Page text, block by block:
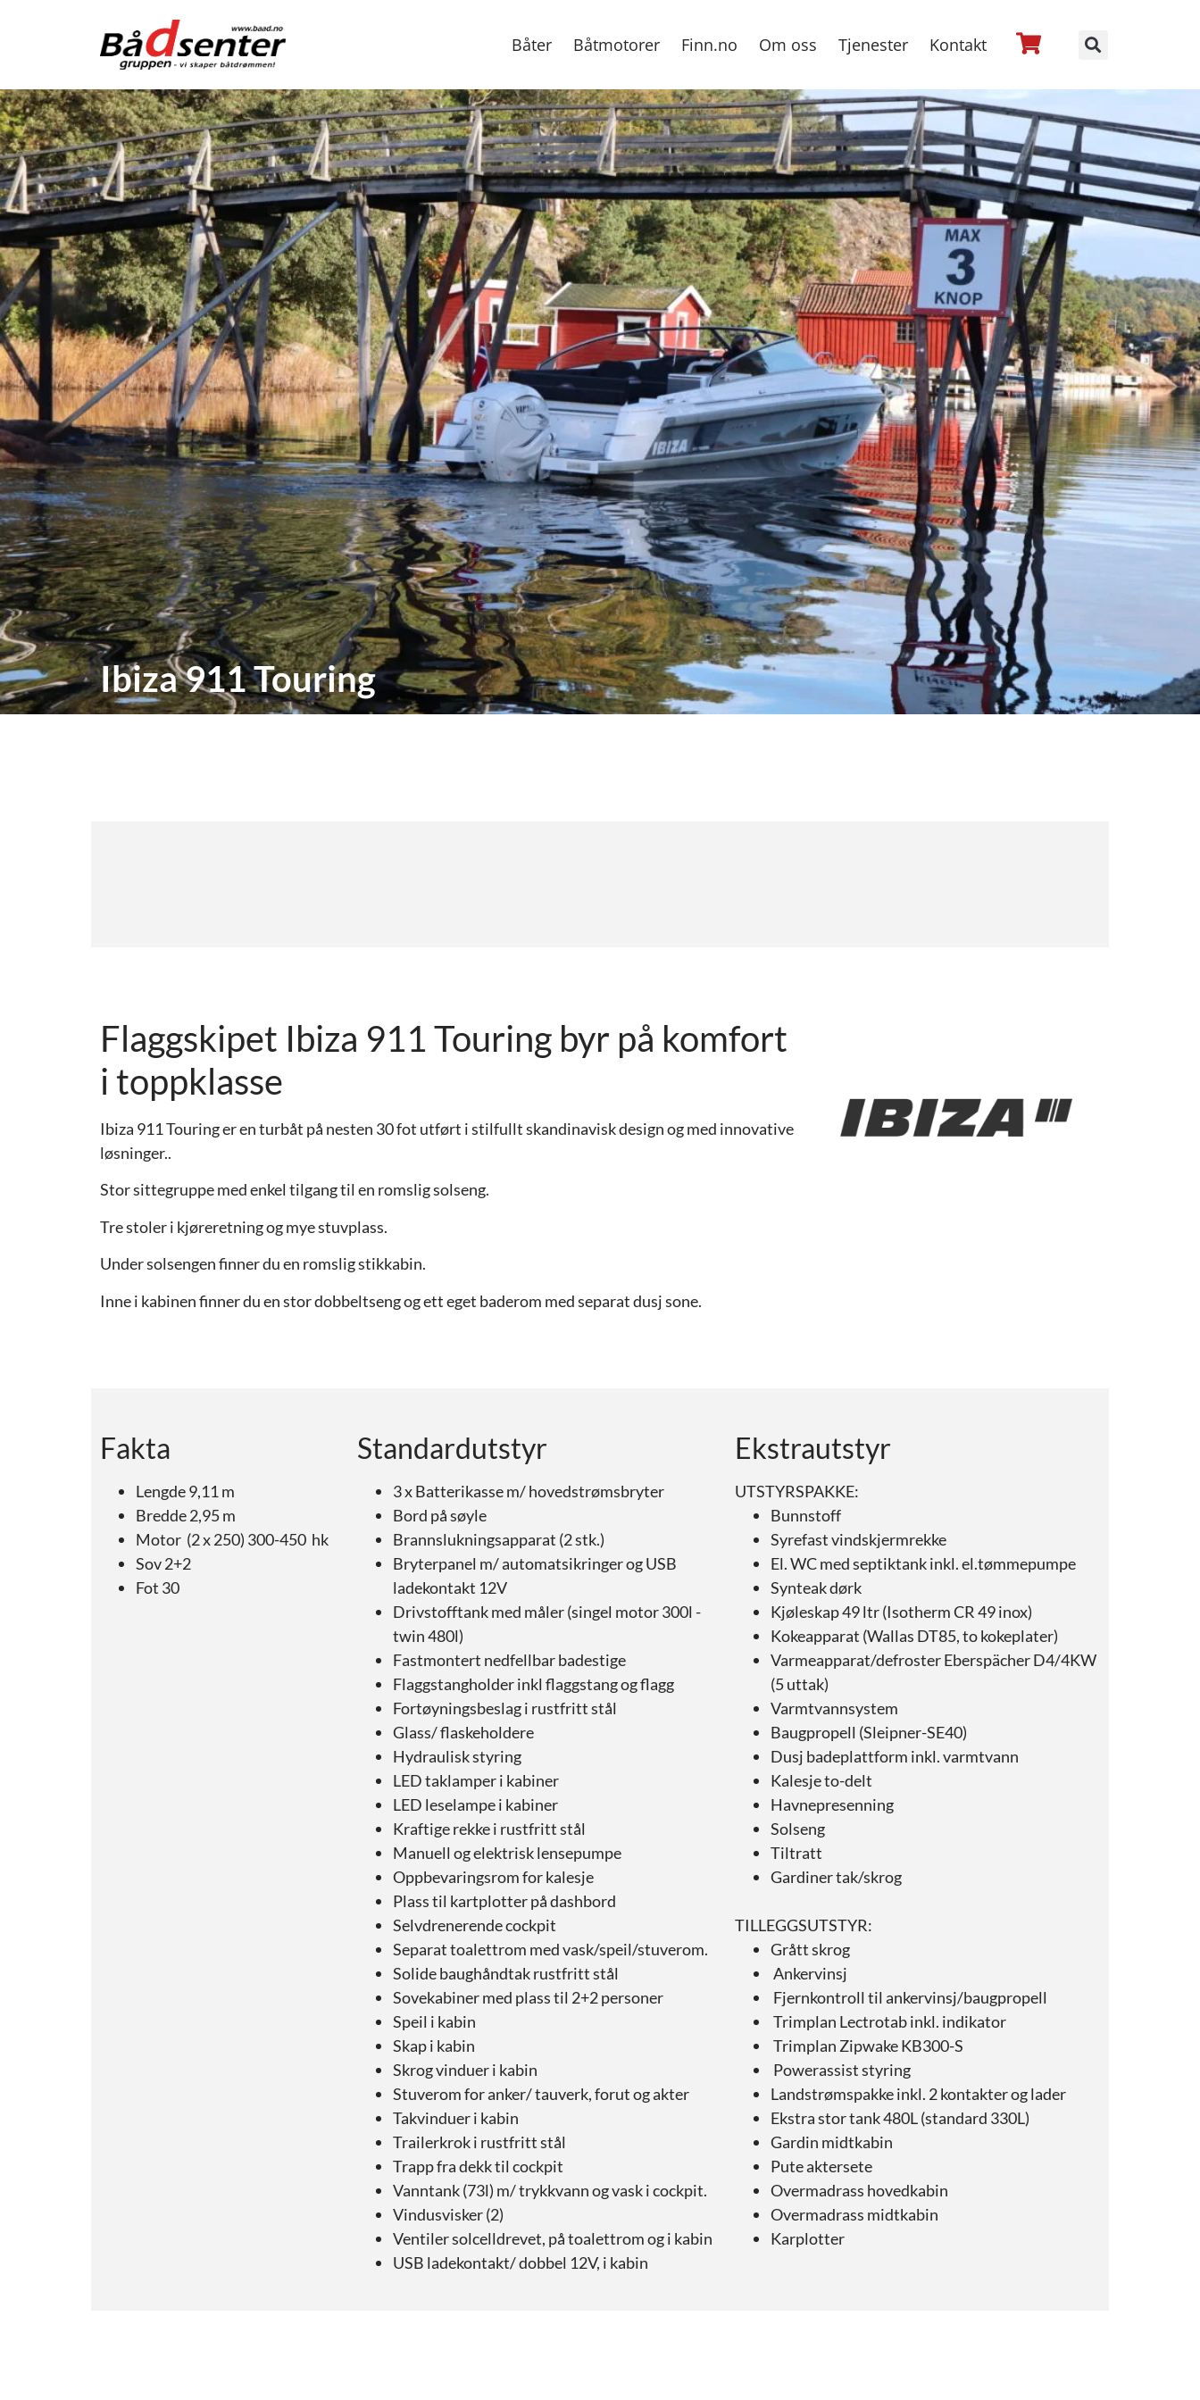
Båter Båtmotorer Finn.no Om oss Tjenester Kontakt
Ibiza 911 Touring
Flaggskipet Ibiza 911 Touring byr på komfort
i toppklasse
Ibiza 911 Touring er en turbåt på nesten 30 fot utført i stilfullt skandinavisk design og med innovative
løsninger..
Stor sittegruppe med enkel tilgang til en romslig solseng.
Tre stoler i kjøreretning og mye stuvplass.
Under solsengen finner du en romslig stikkabin.
Inne i kabinen finner du en stor dobbeltseng og ett eget baderom med separat dusj sone.
Fakta
Lengde 9,11 m
Bredde 2,95 m
Motor (2 x 250) 300-450 hk
Sov 2+2
Fot 30
Standardutstyr
3 x Batterikasse m/ hovedstrømsbryter
Bord på søyle
Brannslukningsapparat (2 stk.)
Bryterpanel m/ automatsikringer og USB
ladekontakt 12V
Drivstofftank med måler (singel motor 300l -
twin 480l)
Fastmontert nedfellbar badestige
Flaggstangholder inkl flaggstang og flagg
Fortøyningsbeslag i rustfritt stål
Glass/ flaskeholdere
Hydraulisk styring
LED taklamper i kabiner
LED leselampe i kabiner
Kraftige rekke i rustfritt stål
Manuell og elektrisk lensepumpe
Oppbevaringsrom for kalesje
Plass til kartplotter på dashbord
Selvdrenerende cockpit
Separat toalettrom med vask/speil/stuverom.
Solide baughåndtak rustfritt stål
Sovekabiner med plass til 2+2 personer
Speil i kabin
Skap i kabin
Skrog vinduer i kabin
Stuverom for anker/ tauverk, forut og akter
Takvinduer i kabin
Trailerkrok i rustfritt stål
Trapp fra dekk til cockpit
Vanntank (73l) m/ trykkvann og vask i cockpit.
Vindusvisker (2)
Ventiler solcelldrevet, på toalettrom og i kabin
USB ladekontakt/ dobbel 12V, i kabin
Ekstrautstyr
UTSTYRSPAKKE:
Bunnstoff
Syrefast vindskjermrekke
El. WC med septiktank inkl. el.tømmepumpe
Synteak dørk
Kjøleskap 49 ltr (Isotherm CR 49 inox)
Kokeapparat (Wallas DT85, to kokeplater)
Varmeapparat/defroster Eberspächer D4/4KW
(5 uttak)
Varmtvannsystem
Baugpropell (Sleipner-SE40)
Dusj badeplattform inkl. varmtvann
Kalesje to-delt
Havnepresenning
Solseng
Tiltratt
Gardiner tak/skrog
TILLEGGSUTSTYR:
Grått skrog
Ankervinsj
Fjernkontroll til ankervinsj/baugpropell
Trimplan Lectrotab inkl. indikator
Trimplan Zipwake KB300-S
Powerassist styring
Landstrømspakke inkl. 2 kontakter og lader
Ekstra stor tank 480L (standard 330L)
Gardin midtkabin
Pute aktersete
Overmadrass hovedkabin
Overmadrass midtkabin
Karplotter